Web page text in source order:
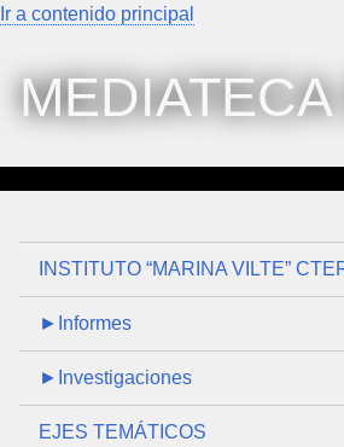
Ir a contenido principal
INSTITUTO “MARINA VILTE”
►Informes
►Investigaciones
EJES TEMÁTICOS